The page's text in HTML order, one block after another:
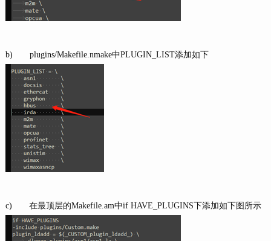
b) plugins/Makefile.nmake中PLUGIN_LIST添加如下
c) 在最顶层的Makefile.am中if HAVE_PLUGINS下添加如下图所示